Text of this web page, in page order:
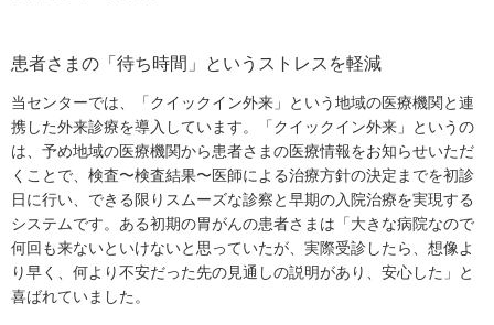
患者さまの「待ち時間」というストレスを軽減
当センターでは、「クイックイン外来」という地域の医療機関と連
携した外来診療を導入しています。「クイックイン外来」というの
は、予め地域の医療機関から患者さまの医療情報をお知らせいただ
くことで、検査〜検査結果〜医師による治療方針の決定までを初診
日に行い、できる限りスムーズな診察と早期の入院治療を実現する
システムです。ある初期の胃がんの患者さまは「大きな病院なので
何回も来ないといけないと思っていたが、実際受診したら、想像よ
り早く、何より不安だった先の見通しの説明があり、安心した」と
喜ばれていました。